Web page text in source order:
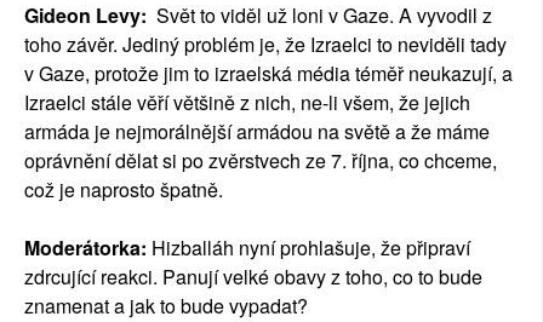
Gideon Levy: Svět to viděl už loni v Gaze. A vyvodil z
toho závěr. Jediný problém je, že Izraelci to neviděli tady
v Gaze, protože jim to izraelská média téměř neukazují, a
Izraelci stále věří většině z nich, ne-li všem, že jejich
armáda je nejmorálnější armádou na světě a že máme
oprávnění dělat si po zvěrstvech ze 7. října, co chceme,
což je naprosto špatně.
Moderátorka: Hizballáh nyní prohlašuje, že připraví
zdrcující reakci. Panují velké obavy z toho, co to bude
znamenat a jak to bude vypadat?